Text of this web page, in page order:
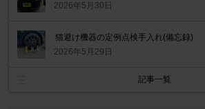
2026年5月30日
猫避け機器の定例点検手入れ(備忘録)
2026年5月29日
記事一覧